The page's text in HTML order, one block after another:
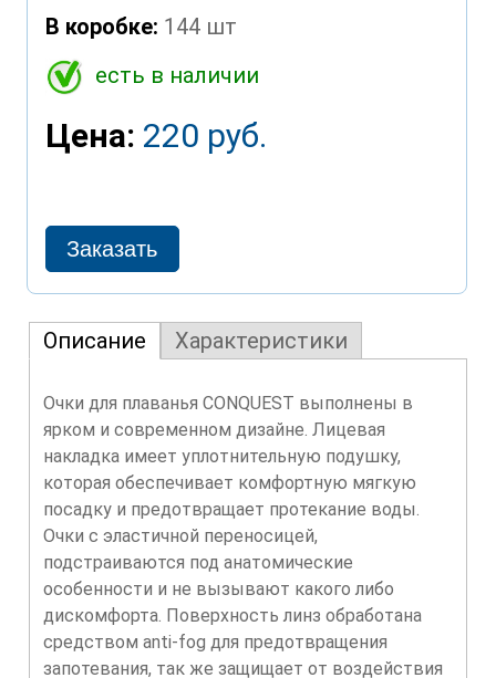
В коробке: 144 шт
есть в наличии
Цена: 220 руб.
Описание Характеристики
Очки для плаванья CONQUEST выполнены в
ярком и современном дизайне. Лицевая
накладка имеет уплотнительную подушку,
которая обеспечивает комфортную мягкую
посадку и предотвращает протекание воды.
Очки с эластичной переносицей,
подстраиваются под анатомические
особенности и не вызывают какого либо
дискомфорта. Поверхность линз обработана
средством anti-fog для предотвращения
запотевания, так же защищает от воздействия